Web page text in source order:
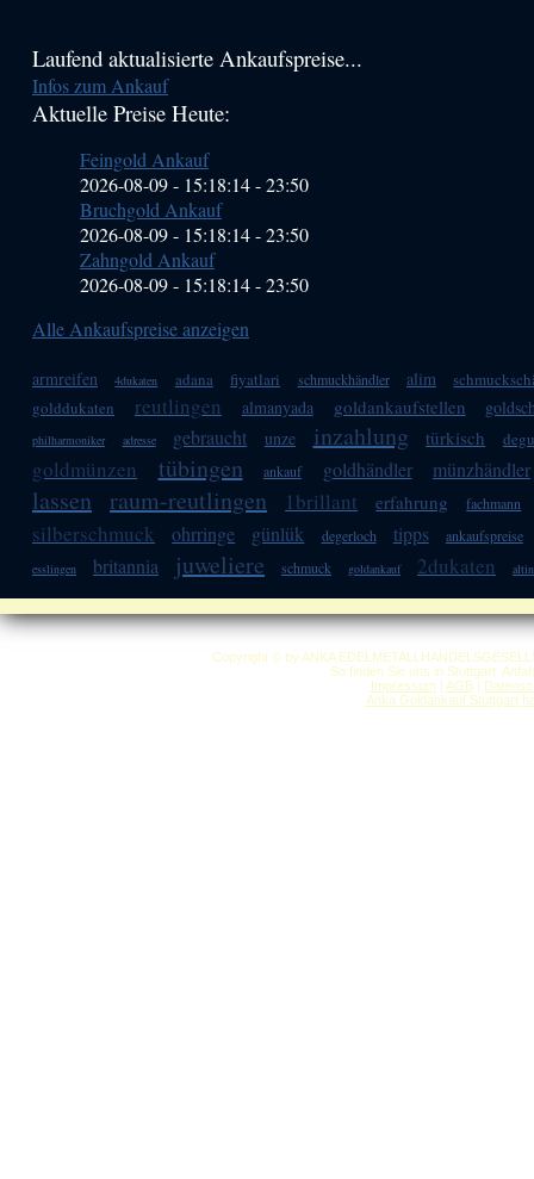
Haupt-
Sidebar
Laufend aktualisierte Ankaufspreise...
Infos zum Ankauf
Aktuelle Preise Heute:
Feingold Ankauf
2026-08-09 - 15:18:14-23:50
Bruchgold Ankauf
2026-08-09 - 15:18:14-23:50
Zahngold Ankauf
2026-08-09 - 15:18:14-23:50
Alle Ankaufspreise anzeigen
armreifen 4dukaten adana fiyatlari schmuckhändler alim
golddukaten
reutlingen almanyada goldankaufstellen
philharmoniker adresse gebraucht unze inzahlung türkisch
goldmünzen tübingen ankauf goldhändler münzhändler
lassen raum-reutlingen 1brillant erfahrung fachmann
silberschmuck ohrringe günlük degerloch tipps ankaufspreise
esslingen britannia juweliere schmuck goldankauf 2dukaten
Copyright © by ANKA
So finden Sie uns in Stuttgart:
Impressum| AGB|
Anka Goldankauf Stuttgart